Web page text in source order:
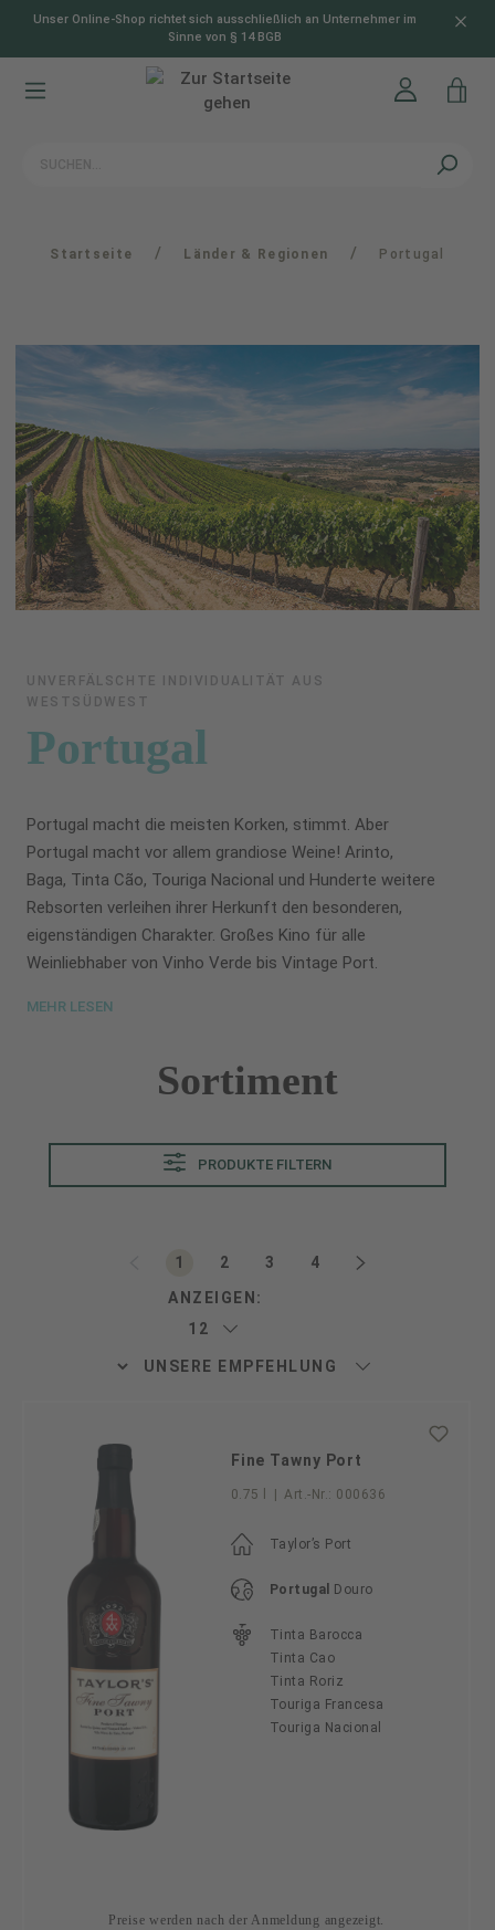
springen
Unser Online-Shop richtet sich ausschließlich an Unternehmer im
Sinne von § 14 BGB
Startseite / Länder & Regionen / Portugal
UNVERFÄLSCHTE INDIVIDUALITÄT AUS
WESTSÜDWEST
Portugal
Portugal macht die meisten Korken, stimmt. Aber
Portugal macht vor allem grandiose Weine! Arinto,
Baga, Tinta Cão, Touriga Nacional und Hunderte weitere
Rebsorten verleihen ihrer Herkunft den besonderen,
eigenständigen Charakter. Großes Kino für alle
Weinliebhaber von Vinho Verde bis Vintage Port.
MEHR LESEN
Sortiment
PRODUKTE FILTERN
Seite
1 Seite
2 Seite
3 Seite
4
ANZEIGEN:
Fine Tawny Port
0.75 l Art.-Nr.: 000636
Taylor’s Port
Portugal Douro
Tinta Barocca
Tinta Cao
Tinta Roriz
Touriga Francesa
Touriga Nacional
Preise werden nach der Anmeldung angezeigt.